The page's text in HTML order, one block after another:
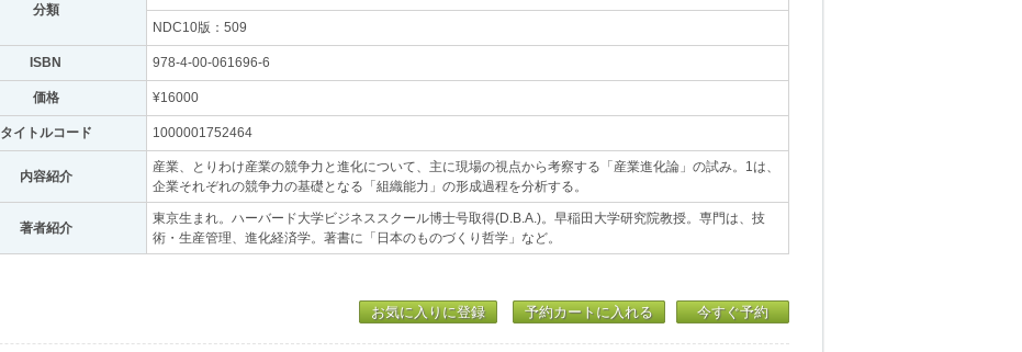
分類
NDC10版：509
ISBN 978-4-00-061696-6
価格 ¥16000
タイトルコード 1000001752464
内容紹介
産業、とりわけ産業の競争力と進化について、主に現場の視点から考察する「産業進化論」の試み。1は、
企業それぞれの競争力の基礎となる「組織能力」の形成過程を分析する。
著者紹介
東京生まれ。ハーバード大学ビジネススクール博士号取得(D.B.A.)。早稲田大学研究院教授。専門は、技
術・生産管理、進化経済学。著書に「日本のものづくり哲学」など。
お気に入りに登録 予約カートに入れる 今すぐ予約